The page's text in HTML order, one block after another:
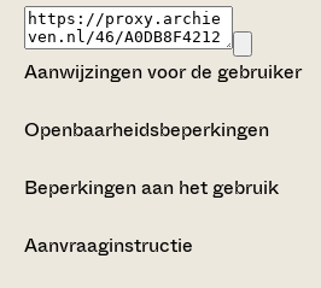
Aanwijzingen voor de gebruiker
Openbaarheidsbeperkingen
Beperkingen aan het gebruik
Aanvraaginstructie